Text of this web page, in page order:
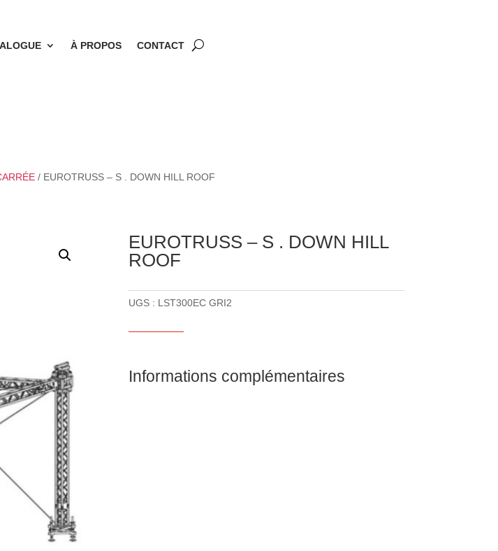
À PROPOS CONTACT
/ EUROTRUSS – S . DOWN HILL ROOF
EUROTRUSS – S . DOWN HILL
ROOF
UGS : LST300EC GRI2
Informations complémentaires